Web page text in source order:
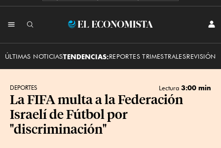
El
ÚLTIMAS NOTICIASTENDENCIAS:REPORTES TRIMESTRALESREVISIÓN
DEPORTES Lectura 3:00 min
La FIFA multa a la Federación
Israelí de Fútbol por
"discriminación"